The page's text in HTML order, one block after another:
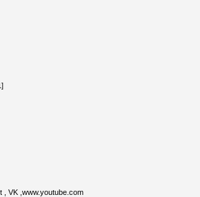
, VK ,www.youtube.com